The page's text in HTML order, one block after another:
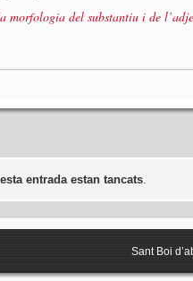
morfologia del substantiu i de
entrada estan tancats
Sant Boi